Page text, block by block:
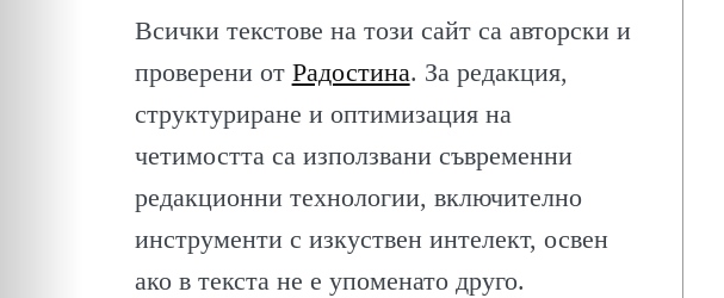
ПОТРЕБИТЕЛИТЕ
ПРОФЕСИИ
Всички текстове на този сайт са авторски и
проверени от Радостина. За редакция,
структуриране и оптимизация на
четимостта са използвани съвременни
редакционни технологии, включително
инструменти с изкуствен интелект, освен
ако в текста не е упоменато друго.